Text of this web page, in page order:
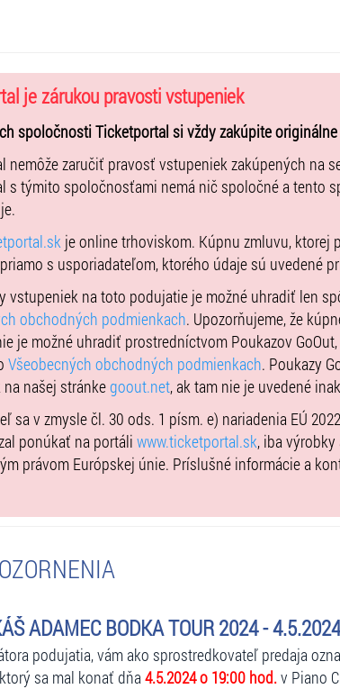
je zárukou pravosti vstupeniek
spoločnosti Ticketportal si vždy zakúpite
nemôže zaručiť pravosť vstupeniek zakúpených na
s týmito spoločnosťami nemá nič spoločné a tento
je online trhoviskom. Kúpnu zmluvu, ktorej
s usporiadateľom, ktorého údaje sú uvedené
vstupeniek na toto podujatie je možné uhradiť len
obchodných podmienkach. Upozorňujeme, že
je možné uhradiť prostredníctvom Poukazov
Všeobecných obchodných podmienkach. Poukazy
našej stránkegoout.net, ak tam nie je uvedené
sa v zmysle čl. 30 ods. 1 písm. e) nariadenia EÚ
ponúkať na portáli www.ticketportal.sk, iba výrobky
právom Európskej únie. Príslušné informácie a
ADAMEC BODKA TOUR 2024 -
podujatia, vám ako sprostredkovateľ predaja
sa mal konať dňa4.5.2024 o 19:00 hod.v Piano